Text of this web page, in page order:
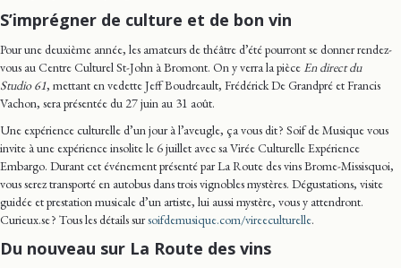
S’imprégner de culture et de bon vin
Pour une deuxième année, les amateurs de théâtre d’été pourront se donner rendez-
vous au Centre Culturel St-John à Bromont. On y verra la pièce En direct du
Studio 61, mettant en vedette Jeff Boudreault, Frédérick De Grandpré et Francis
Vachon, sera présentée du 27 juin au 31 août.
Une expérience culturelle d’un jour à l’aveugle, ça vous dit ? Soif de Musique vous
invite à une expérience insolite le 6 juillet avec sa Virée Culturelle Expérience
Embargo. Durant cet événement présenté par La Route des vins Brome-Missisquoi,
vous serez transporté en autobus dans trois vignobles mystères. Dégustations, visite
guidée et prestation musicale d’un artiste, lui aussi mystère, vous y attendront.
Curieux.se ? Tous les détails sursoifdemusique.com/vireeculturelle.
Du nouveau sur La Route des vins